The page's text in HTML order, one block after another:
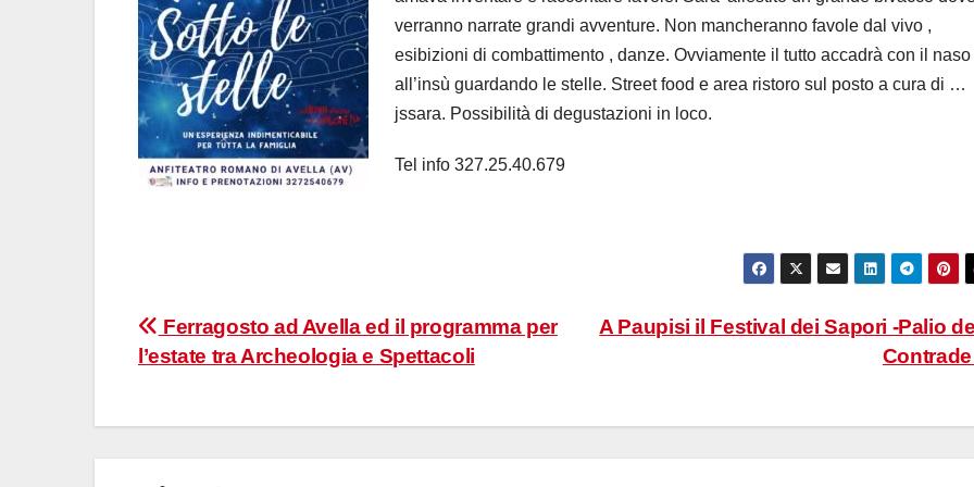
verranno narrate grandi avventure. Non mancheranno favole dal vivo ,
esibizioni di combattimento , danze. Ovviamente il tutto accadrà con il naso
all’insù guardando le stelle. Street food e area ristoro sul posto a cura di …
jssara. Possibilità di degustazioni in loco.
Tel info 327.25.40.679
Navigazione
articoli
A Paupisi il Festival dei Sapori -Palio
Contrade
Ferragosto ad Avella ed il programma per
l’estate tra Archeologia e Spettacoli